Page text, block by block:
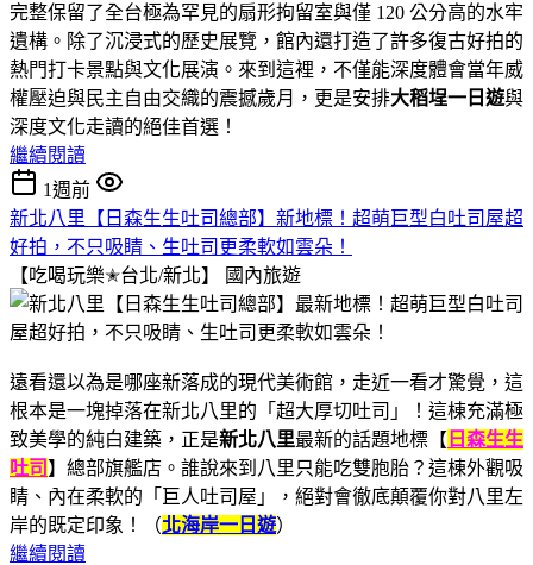
完整保留了全台極為罕見的扇形拘留室與僅 120 公分高的水牢
遺構。除了沉浸式的歷史展覽，館內還打造了許多復古好拍的
熱門打卡景點與文化展演。來到這裡，不僅能深度體會當年威
權壓迫與民主自由交織的震撼歲月，更是安排大稻埕一日遊與
深度文化走讀的絕佳首選！
繼續閱讀
1週前
新北八里【日森生生吐司總部】新地標！超萌巨型白吐司屋超
好拍，不只吸睛、生吐司更柔軟如雲朵！
【吃喝玩樂✭台北/新北】
國內旅遊
遠看還以為是哪座新落成的現代美術館，走近一看才驚覺，這
根本是一塊掉落在新北八里的「超大厚切吐司」！這棟充滿極
致美學的純白建築，正是新北八里最新的話題地標【 日森生生
吐司 】總部旗艦店。誰說來到八里只能吃雙胞胎？這棟外觀吸
睛、內在柔軟的「巨人吐司屋」，絕對會徹底顛覆你對八里左
岸的既定印象！（北海岸一日遊）
繼續閱讀